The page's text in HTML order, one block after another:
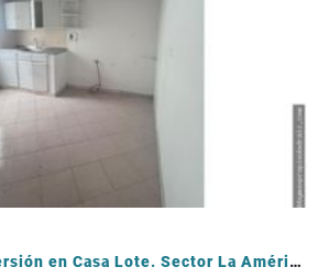
¡Oportunidad de Inversión en Casa Lote. Sector La América!